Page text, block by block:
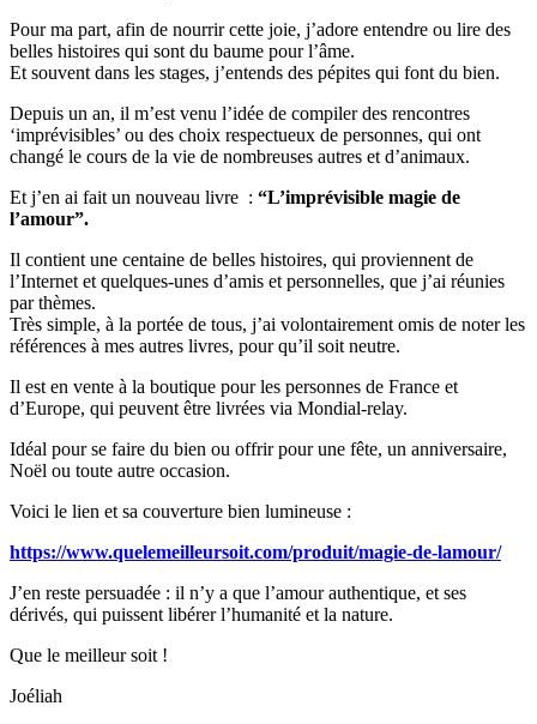
Pour ma part, afin de nourrir cette joie, j’adore entendre ou lire des
belles histoires qui sont du baume pour l’âme.
Et souvent dans les stages, j’entends des pépites qui font du bien.
Depuis un an, il m’est venu l’idée de compiler des rencontres
‘imprévisibles’ ou des choix respectueux de personnes, qui ont
changé le cours de la vie de nombreuses autres et d’animaux.
Et j’en ai fait un nouveau livre : “L’imprévisible magie de
l’amour”.
Il contient une centaine de belles histoires, qui proviennent de
l’Internet et quelques-unes d’amis et personnelles, que j’ai réunies
par thèmes.
Très simple, à la portée de tous, j’ai volontairement omis de noter les
références à mes autres livres, pour qu’il soit neutre.
Il est en vente à la boutique pour les personnes de France et
d’Europe, qui peuvent être livrées via Mondial-relay.
Idéal pour se faire du bien ou offrir pour une fête, un anniversaire,
Noël ou toute autre occasion.
Voici le lien et sa couverture bien lumineuse :
https://www.quelemeilleursoit.com/produit/magie-de-lamour/
J’en reste persuadée : il n’y a que l’amour authentique, et ses
dérivés, qui puissent libérer l’humanité et la nature.
Que le meilleur soit !
Joéliah